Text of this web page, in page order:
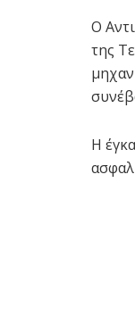
Ο
της
Η